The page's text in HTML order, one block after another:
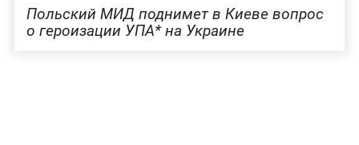
Польский МИД поднимет в Киеве вопрос
о героизации УПА* на Украине